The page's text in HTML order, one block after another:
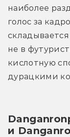
наиболее
голос за
не в
кислотную
дурацкими
и